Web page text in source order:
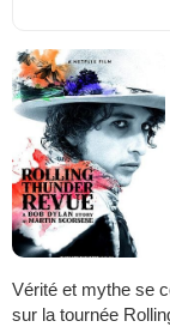
Vérité et mythe se
sur la tournée